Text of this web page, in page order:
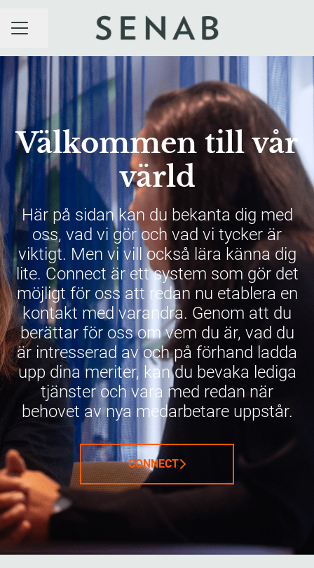
KARRIÄRMENY
Dela sidan
Välkommen till vår
värld
Här på sidan kan du bekanta dig med
oss, vad vi gör och vad vi tycker är
viktigt. Men vi vill också lära känna dig
lite. Connect är ett system som gör det
möjligt för oss att redan nu etablera en
kontakt med varandra. Genom att du
berättar för oss om vem du är, vad du
är intresserad av och på förhand ladda
upp dina meriter, kan du bevaka lediga
tjänster och vara med redan när
behovet av nya medarbetare uppstår.
CONNECT